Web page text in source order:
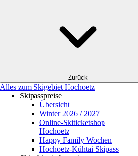
Zurück
Alles zum Skigebiet Hochoetz
Skipasspreise
Übersicht
Winter 2026 / 2027
Online-Skiticketshop
Hochoetz
Happy Family Wochen
Hochoetz-Kühtai Skipass